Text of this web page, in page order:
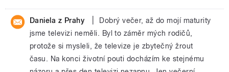
Daniela z Prahy
Dobrý večer, až do mojí maturity
jsme televizi neměli. Byl to záměr mých rodičů,
protože si mysleli, že televize je zbytečný žrout
času. Na konci životní pouti docházím ke stejnému